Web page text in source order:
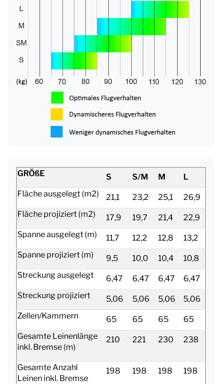
GRÖßE S S/M M
L
Fläche ausgelegt (m2)
21,1 23,2 25,1
26,9
Fläche projiziert (m2)
17,9 19,7 21,4
22,9
Spanne ausgelegt (m)
11,7 12,2 12,8
13,2
Spanne projiziert (m)
9,5 10,0 10,4
10,8
Streckung ausgelegt
6,47 6,47 6,47
6,47
Streckung projiziert
5,06 5,06 5,06
5,06
Zellen/Kammern
65 65 65
65
Gesamte Leinenlänge
inkl. Bremse (m)
210 221 230 238
Gesamte Anzahl
Leinen inkl. Bremse
198 198 198 198